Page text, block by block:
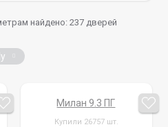
найдено:237 дверей
Милан 9.3 ПГ
Купили 26757 шт.